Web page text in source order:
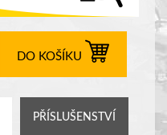
DO KOŠÍKU
PŘÍSLUŠENSTVÍ